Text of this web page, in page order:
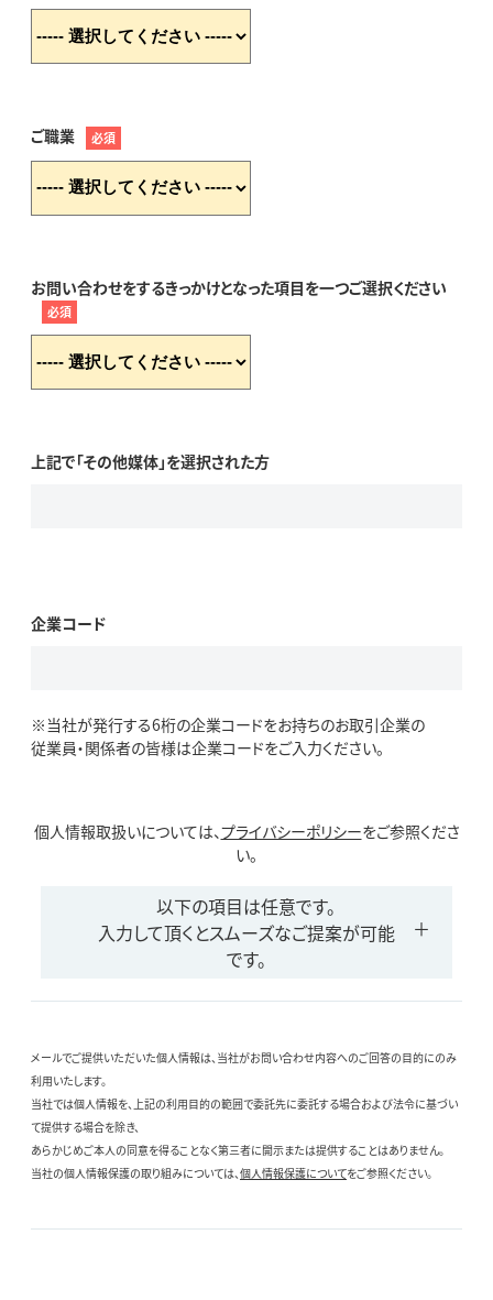
ご職業 必須
お問い合わせをするきっかけとなった項目を一つご選択ください
必須
上記で「その他媒体」を選択された方
企業コード
※当社が発行する6桁の企業コードをお持ちのお取引企業の
従業員・関係者の皆様は企業コードをご入力ください。
個人情報取扱いについては、プライバシーポリシーをご参照くださ
い。
以下の項目は任意です。
入力して頂くとスムーズなご提案が可能
です。
メールでご提供いただいた個人情報は、当社がお問い合わせ内容へのご回答の目的にのみ
利用いたします。
当社では個人情報を、上記の利用目的の範囲で委託先に委託する場合および法令に基づい
て提供する場合を除き、
あらかじめご本人の同意を得ることなく第三者に開示または提供することはありません。
当社の個人情報保護の取り組みについては、個人情報保護についてをご参照ください。